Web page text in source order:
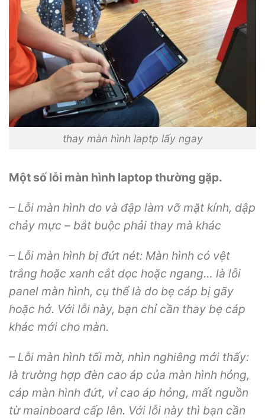
thay màn hình laptp lấy ngay
Một số lỗi màn hình laptop thường gặp.
– Lỗi màn hình do và đập làm vỡ mặt kính, dập
chảy mực – bắt buộc phải thay mà khác
– Lỗi màn hình bị đứt nét: Màn hình có vệt
trắng hoặc xanh cắt dọc hoặc ngang… là lỗi
panel màn hình, cụ thể là do bẹ cáp bị gãy
hoặc hở. Với lỗi này, bạn chỉ cần thay bẹ cáp
khác mới cho màn.
– Lỗi màn hình tối mờ, nhìn nghiêng mới thấy:
là trường hợp đèn cao áp của màn hình hỏng,
cáp màn hình đứt, vỉ cao áp hỏng, mất nguồn
từ mainboard cấp lên. Với lỗi này thì bạn cần